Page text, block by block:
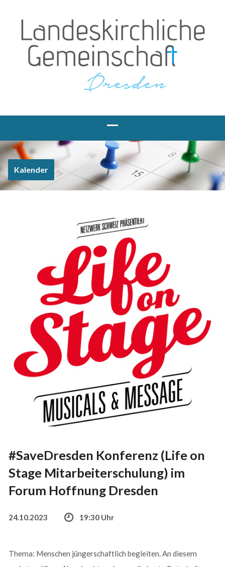
Kalender
#SaveDresden Konferenz (Life on
Stage Mitarbeiterschulung) im
Forum Hoffnung Dresden
24.10.2023 19:30 Uhr
Thema: Menschen jüngerschaftlich begleiten. An diesem